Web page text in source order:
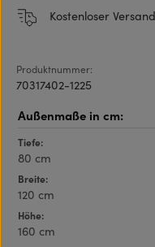
Kostenloser
Produktnummer:
70317402-1225
Tiefe:
80 cm
Breite:
120 cm
Höhe:
160 cm